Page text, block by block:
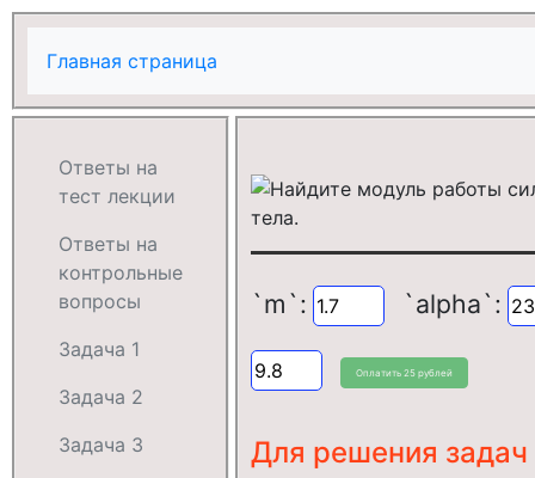
Главная страница
`m`: `alpha`:
Для решения
Ответы на
тест лекции
Ответы на
контрольные
вопросы
Задача 1
Задача 2
Задача 3